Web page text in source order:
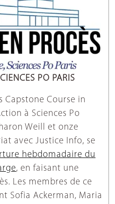
PO PARIS
Capstone Course in
à Sciences Po
Weill et onze
avec Justice Info, se
hebdomadaire du
, en faisant une
Les membres de ce
Sofia Ackerman, Maria